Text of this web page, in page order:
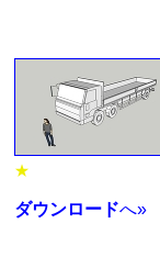
★
ダウンロードへ»